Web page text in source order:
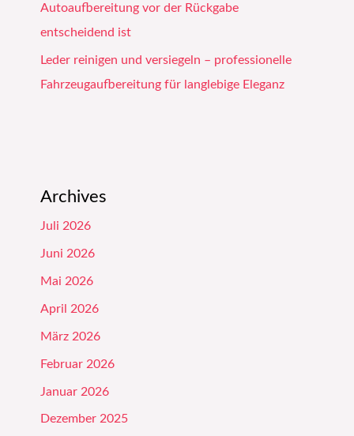
Autoaufbereitung vor der Rückgabe
entscheidend ist
Leder reinigen und versiegeln – professionelle
Fahrzeugaufbereitung für langlebige Eleganz
Archives
Juli 2026
Juni 2026
Mai 2026
April 2026
März 2026
Februar 2026
Januar 2026
Dezember 2025